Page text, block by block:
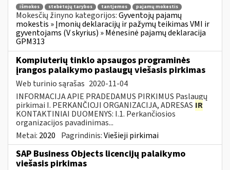
išmokos stebėtojų tarybos tantjemos pajamų mokestis
Mokesčių žinyno kategorijos:Gyventojų pajamų
mokestis » Įmonių deklaracijų ir pažymų teikimas VMI ir
gyventojams (V skyrius) » Mėnesinė pajamų deklaracija
GPM313
Kompiuterių tinklo apsaugos programinės
įrangos palaikymo paslaugų viešasis pirkimas
Web turinio sąrašas 2020-11-04
INFORMACIJA APIE PRADEDAMUS PIRKIMUS Paslaugų
pirkimai I. PERKANČIOJI ORGANIZACIJA, ADRESAS IR
KONTAKTINIAI DUOMENYS: I.1. Perkančiosios
organizacijos pavadinimas...
Metai: 2020 Pagrindinis:Viešieji pirkimai
SAP Business Objects licencijų palaikymo
viešasis pirkimas